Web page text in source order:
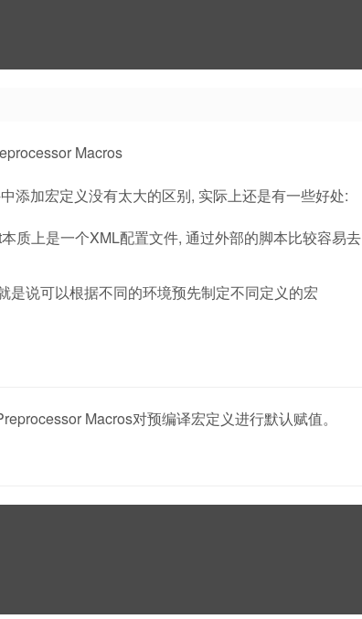
Macros
添加宏定义没有太大的区别, 实际上还是有一些好处:
质上是一个XML配置文件, 通过外部的脚本比较容易去
是说可以根据不同的环境预先制定不同定义的宏
Macros对预编译宏定义进行默认赋值。